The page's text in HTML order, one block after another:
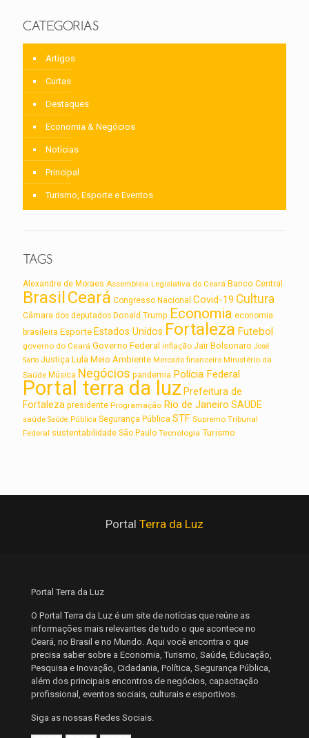
CATEGORIAS
Artigos
Curtas
Destaques
Economia & Negócios
Notícias
Principal
Turismo, Esporte e Eventos
TAGS
Alexandre de Moraes Assembleia Legislativa do Ceará Banco Central
BrasilCeará Congresso Nacional Covid-19 Cultura
Câmara dos deputados Donald Trump Economia economia
brasileira Esporte Estados Unidos Fortaleza Futebol
governo do Ceará Governo Federal inflação Jair Bolsonaro José
Sarto Justiça Lula Meio Ambiente Mercado financeiro Ministério da
Saúde Música Negócios pandemia Polícia Federal
Portal terra da luz Prefeitura de
Fortaleza presidente Programação Rio de Janeiro SAUDE
saúde Saúde Pública Segurança Pública STF Supremo Tribunal
Federal sustentabilidade São Paulo Tecnologia Turismo
Portal Terra da Luz
Portal Terra da Luz
O Portal Terra da Luz é um site de notícias que reúne as
informações mais relevantes de tudo o que acontece no
Ceará, no Brasil e no Mundo. Aqui você encontra o que
precisa saber sobre a Economia, Turismo, Saúde, Educação,
Pesquisa e Inovação, Cidadania, Política, Segurança Pública,
além dos principais encontros de negócios, capacitação
profissional, eventos sociais, culturais e esportivos.
Siga as nossas Redes Sociais.